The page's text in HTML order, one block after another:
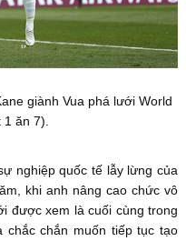
giành Vua phá lưới World
ăn 7).
nghiệp quốc tế lẫy lừng của
khi anh nâng cao chức vô
được xem là cuối cùng trong
chắc chắn muốn tiếp tục tạo